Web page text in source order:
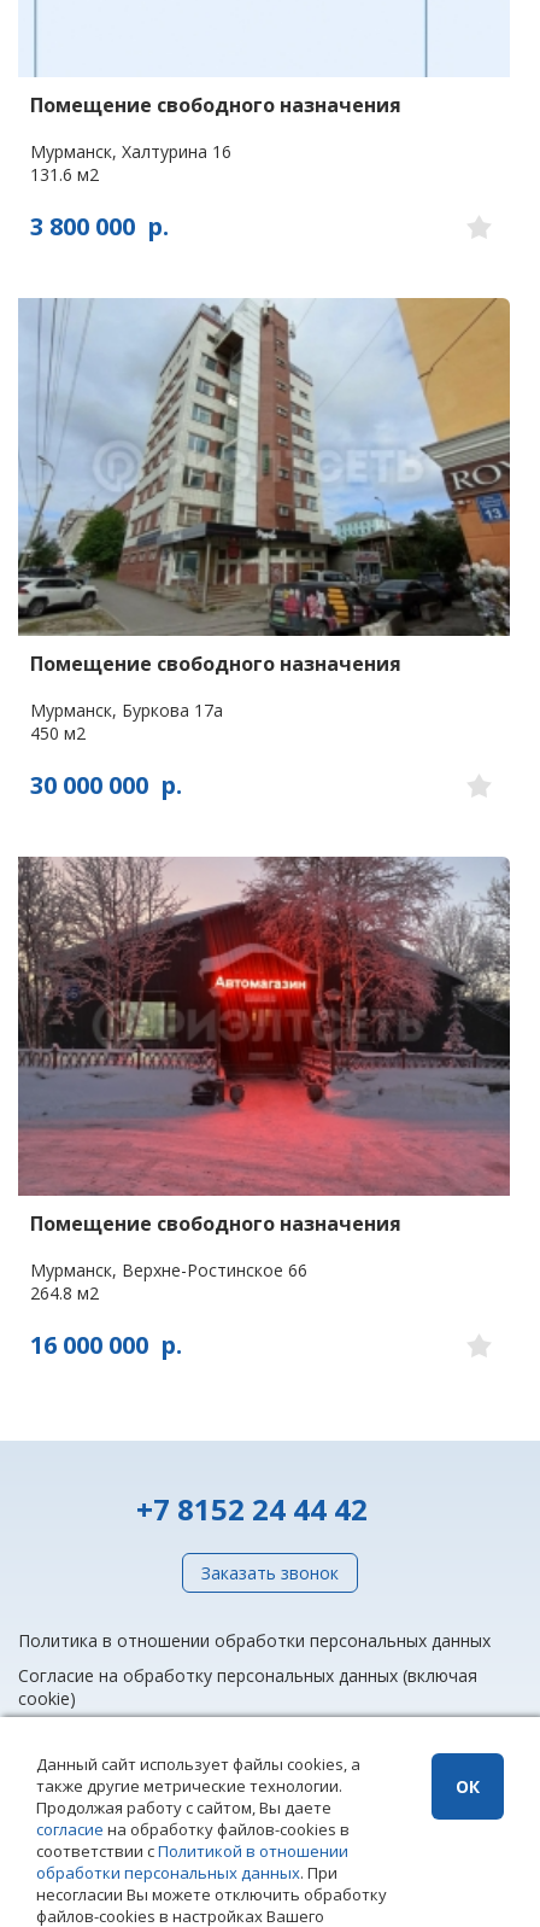
Помещение свободного назначения
Мурманск, Халтурина 16
131.6 м2
3 800 000 р.
Помещение свободного назначения
Мурманск, Буркова 17а
450 м2
30 000 000 р.
Помещение свободного назначения
Мурманск, Верхне-Ростинское 66
264.8 м2
16 000 000 р.
+7 8152 24 44 42
Заказать звонок
Политика в отношении обработки персональных данных
Согласие на обработку персональных данных (включая
cookie)
info@rieltnet.ru
© 2005 - 2026 ООО Агентство недвижимости «Риэлт» Мурманск, ул.
Полярные Зори, 20, офис 1, телефон единой линии недвижимости
(8152) 24 44 42,
Использование материалов возможно только при установке прямой
ссылки на страницу-источник. Использование сайта означает
согласие сПолитикой конфиденциальности
Данный сайт использует файлы cookies, а
также другие метрические технологии.
Продолжая работу с сайтом, Вы даете
согласие на обработку файлов-cookies в
соответствии сПолитикой в отношении
обработки персональных данных. При
несогласии Вы можете отключить обработку
файлов-cookies в настройках Вашего
ОК